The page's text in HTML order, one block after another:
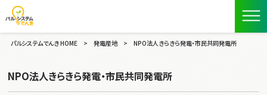
パルシステムでんき HOME > 発電産地 > NPO法人きらきら発電・市民共同発電所
NPO法人きらきら発電・市民共同発電所